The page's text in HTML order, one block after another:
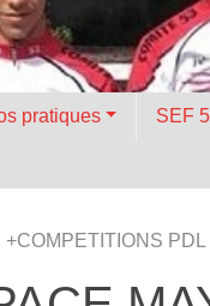
pratiques SEF
PDL